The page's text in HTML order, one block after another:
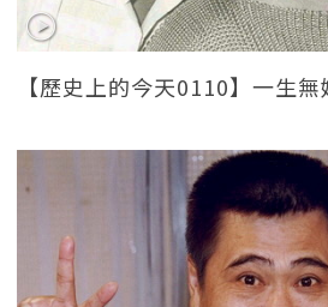
【歷史上的今天0110】一生